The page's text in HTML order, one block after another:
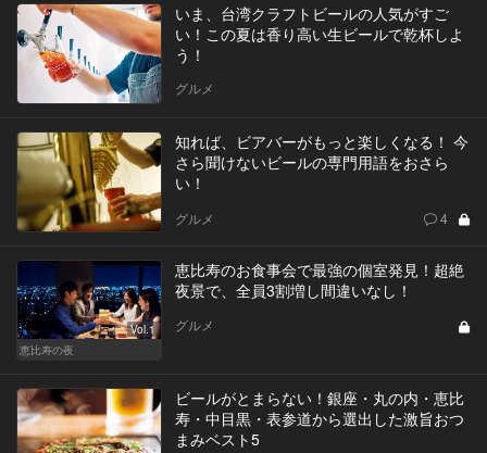
いま、台湾クラフトビールの人気がすご
い！この夏は香り高い生ビールで乾杯しよ
う！
グルメ
知れば、ビアバーがもっと楽しくなる！ 今
さら聞けないビールの専門用語をおさら
い！
グルメ 4
Vol.1
恵比寿の夜
恵比寿のお食事会で最強の個室発見！超絶
夜景で、全員3割増し間違いなし！
グルメ
ビールがとまらない！銀座・丸の内・恵比
寿・中目黒・表参道から選出した激旨おつ
まみベスト5